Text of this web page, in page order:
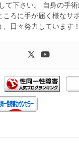
て下さい。 自身の手
ころに手が届く様なサ
、日々努力しています！